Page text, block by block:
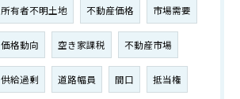
所有者不明土地 不動産価格 市場需要
価格動向 空き家課税 不動産市場
供給過剰 道路幅員 間口 抵当権